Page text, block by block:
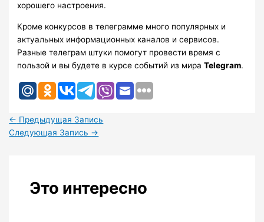
хорошего настроения.
Кроме конкурсов в телеграмме много популярных и
актуальных информационных каналов и сервисов.
Разные телеграм штуки помогут провести время с
пользой и вы будете в курсе событий из мираTelegram.
← Предыдущая Запись
Следующая Запись →
Это интересно